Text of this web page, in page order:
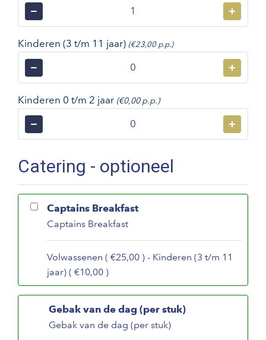
− +
Kinderen (3 t/m 11 jaar) (€23,00 p.p.)
− +
Kinderen 0 t/m 2 jaar (€0,00 p.p.)
− +
Catering - optioneel
Captains Breakfast
Captains Breakfast
Volwassenen ( €25,00 ) - Kinderen (3 t/m 11
jaar) ( €10,00 )
Gebak van de dag (per stuk)
Gebak van de dag (per stuk)